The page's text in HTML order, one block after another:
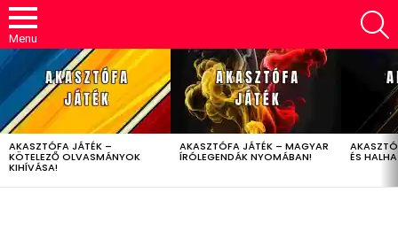
Menu
LATEST
STORIES
AKASZTÓFA JÁTÉK –
KÖTELEZŐ OLVASMÁNYOK
KIHÍVÁSA!
AKASZTÓFA JÁTÉK – MAGYAR
ÍRÓLEGENDÁK NYOMÁBAN! ÉS